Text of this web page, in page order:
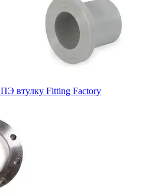
втулку Fitting Factory